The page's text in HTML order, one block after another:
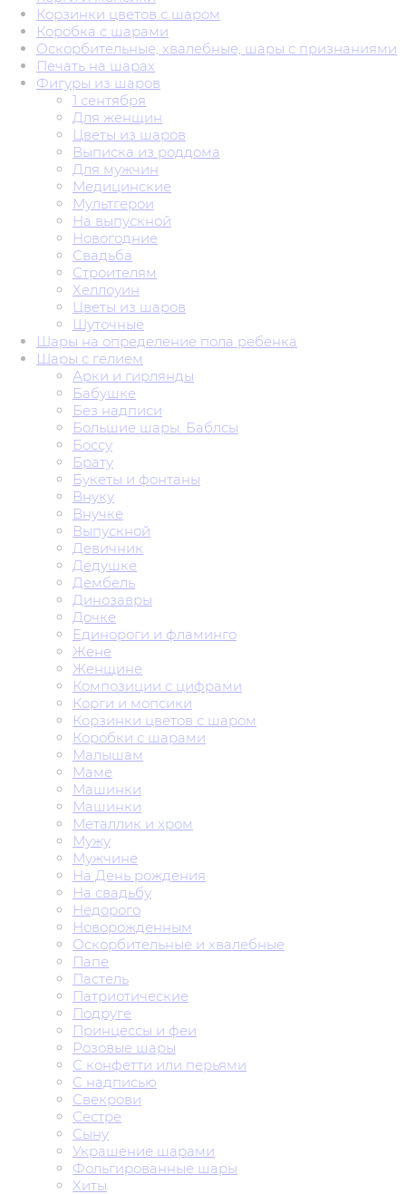
Корзинки цветов с шаром
Коробка с шарами
Оскорбительные, хвалебные, шары с признаниями
Печать на шарах
Фигуры из шаров
1 сентября
Для женщин
Цветы из шаров
Выписка из роддома
Для мужчин
Медицинские
Мультгерои
На выпускной
Новогодние
Свадьба
Строителям
Хеллоуин
Цветы из шаров
Шуточные
Шары на определение пола ребенка
Шары с гелием
Арки и гирлянды
Бабушке
Без надписи
Большие шары. Баблсы
Боссу
Брату
Букеты и фонтаны
Внуку
Внучке
Выпускной
Девичник
Дедушке
Дембель
Динозавры
Дочке
Единороги и фламинго
Жене
Женщине
Композиции с цифрами
Корги и мопсики
Корзинки цветов с шаром
Коробки с шарами
Малышам
Маме
Машинки
Машинки
Металлик и хром
Мужу
Мужчине
На День рождения
На свадьбу
Недорого
Новорожденным
Оскорбительные и хвалебные
Папе
Пастель
Патриотические
Подруге
Принцессы и феи
Розовые шары
С конфетти или перьями
С надписью
Свекрови
Сестре
Сыну
Украшение шарами
Фольгированные шары
Хиты